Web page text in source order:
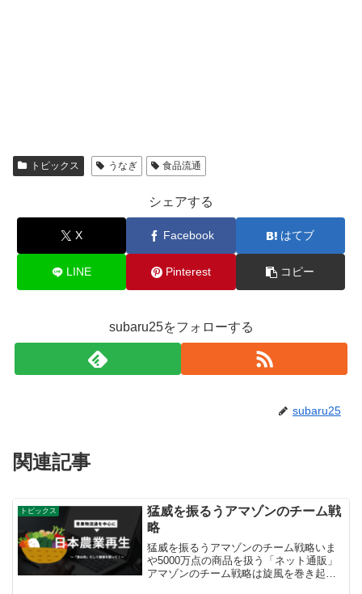
トピックス うなぎ 食品流通
シェアする
X Facebook はてブ
LINE Pinterest コピー
subaru25をフォローする
subaru25
関連記事
トピックス
猛威を振るうアマゾンのチーム戦
略
猛威を振るうアマゾンのチーム戦略いま
や5000万点の商品を扱う「ネット通販」
アマゾンのチーム戦略は旋風を巻き起こ